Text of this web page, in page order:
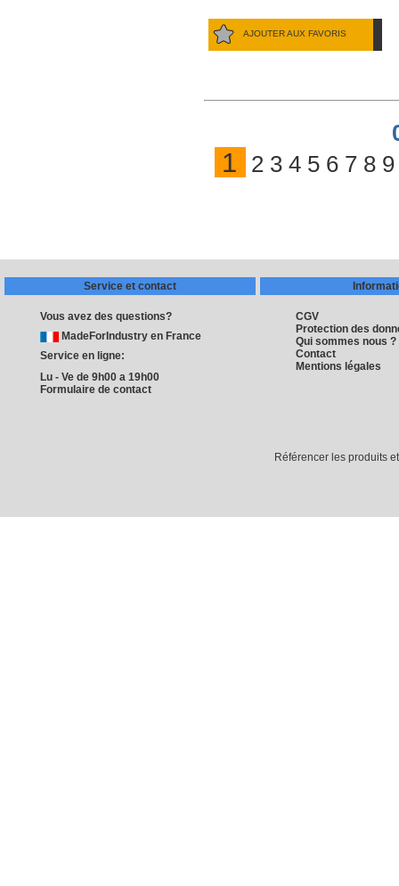
AJOUTER AUX FAVORIS
1 2 3 4 5 6 7 8 9
Service et contact
Vous avez des questions?
MadeForIndustry en France
Service en ligne:
Lu - Ve de 9h00 a 19h00
Formulaire de contact
CGV
Protection des
Qui sommes nous ?
Contact
Mentions légales
Référencer les produits